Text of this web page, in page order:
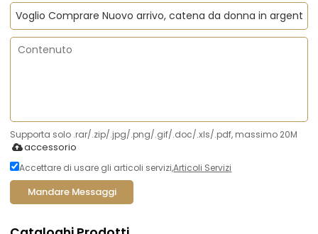
Supporta solo .rar/.zip/.jpg/.png/.gif/.doc/.xls/.pdf, massimo 20M
accessorio
Accettare di usare gli articoli servizi,Articoli Servizi
Mandare Messaggi